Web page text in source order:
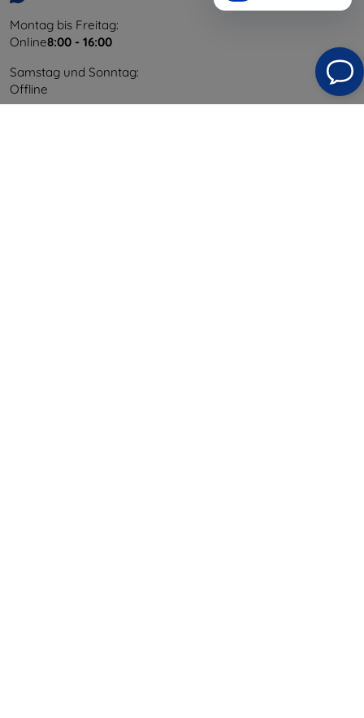
Montag bis Freitag:
Online8:00 - 16:00
Samstag und Sonntag:
Offline